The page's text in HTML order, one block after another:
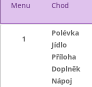
Menu Chod
1
Polévka
Jídlo
Příloha
Doplněk
Nápoj